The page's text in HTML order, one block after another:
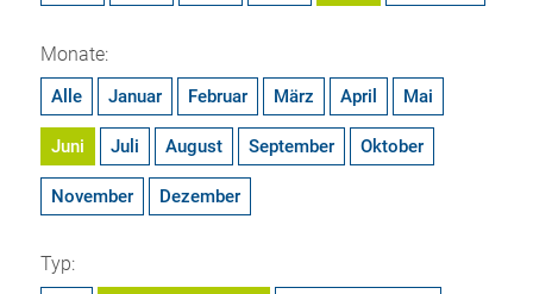
Monate:
Alle Januar Februar März April Mai
Juni Juli August September Oktober
November Dezember
Typ: